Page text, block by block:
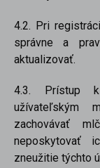
4.2. Pri
správne a
aktualizovať.
4.3. Prístup
užívateľským
zachovávať
neposkytovať
zneužitie týchto